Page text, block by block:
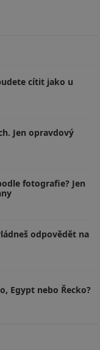
cítit jako u
Jen opravdový
fotografie? Jen
odpovědět na
Egypt nebo Řecko?